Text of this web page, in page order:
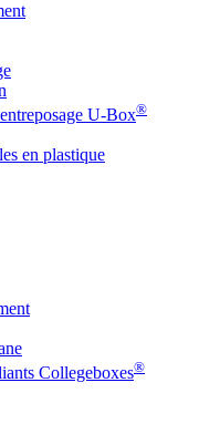
U-Box®
en plastique
Collegeboxes®